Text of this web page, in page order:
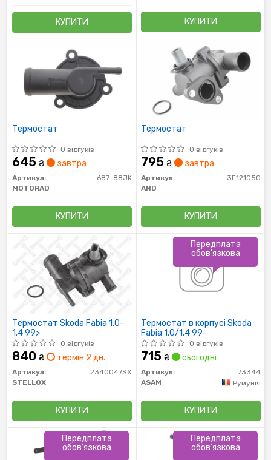
КУПИТИ КУПИТИ
Термостат
0 відгуків
645 ₴ завтра
Артикул:
687-88JK
MOTORAD
КУПИТИ
Термостат
0 відгуків
795 ₴ завтра
Артикул:
3F121050
AND
КУПИТИ
Термостат Skoda Fabia 1.0-
1.4 99>
0 відгуків
840 ₴ термін 2 дн.
Артикул:
2340047SX
STELLOX
КУПИТИ
Термостат в корпусі Skoda
Fabia 1.0/1.4 99-
0 відгуків
715 ₴ сьогодні
Артикул:
73344
ASAM
Румунія
КУПИТИ
Передплата
обов'язкова
Передплата
обов'язкова
Передплата
обов'язкова